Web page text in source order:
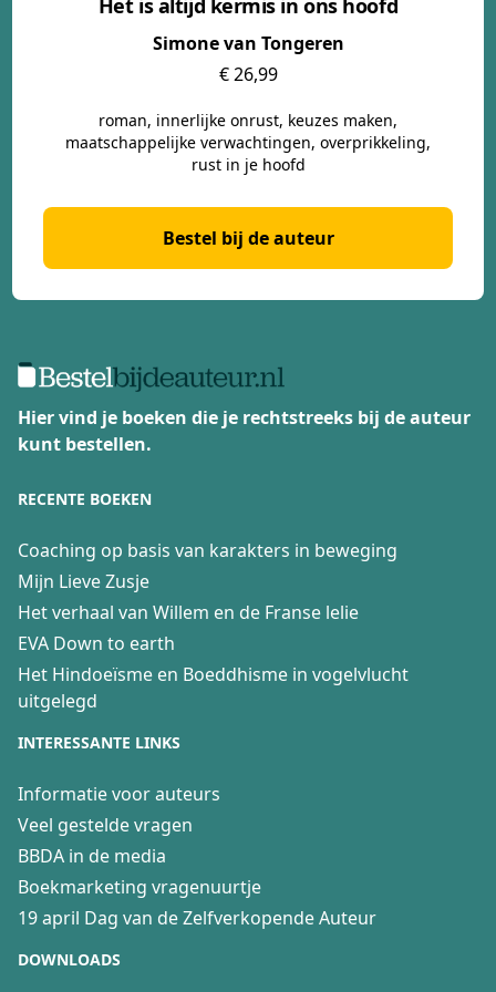
Simone van Tongeren
€ 26,99
roman, innerlijke onrust, keuzes maken,
maatschappelijke verwachtingen, overprikkeling,
rust in je hoofd
Bestel bij de auteur
Hier vind je boeken die je rechtstreeks bij de auteur
kunt bestellen.
RECENTE BOEKEN
Coaching op basis van karakters in beweging
Mijn Lieve Zusje
Het verhaal van Willem en de Franse lelie
EVA Down to earth
Het Hindoeïsme en Boeddhisme in vogelvlucht
uitgelegd
INTERESSANTE LINKS
Informatie voor auteurs
Veel gestelde vragen
BBDA in de media
Boekmarketing vragenuurtje
19 april Dag van de Zelfverkopende Auteur
DOWNLOADS